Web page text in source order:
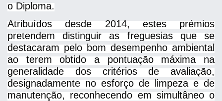
o Diploma.
Atribuídos desde 2014, estes prémios
pretendem distinguir as freguesias que se
destacaram pelo bom desempenho ambiental
ao terem obtido a pontuação máxima na
generalidade dos critérios de avaliação,
designadamente no esforço de limpeza e de
manutenção, reconhecendo em simultâneo o